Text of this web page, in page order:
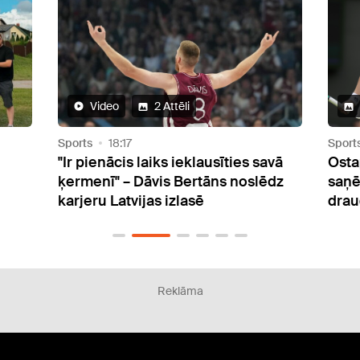
5 Attēli
Sports 15:02
Ostapenko pēc pārtrauktās spēles
saņēmusi milzu negācijas un pat
draudus sociālajos tīklos
Reklāma